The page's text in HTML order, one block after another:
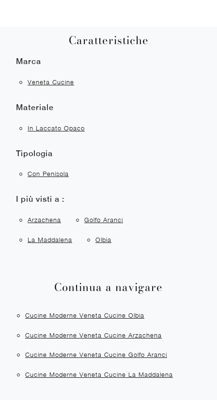
Caratteristiche
Marca
Veneta Cucine
Materiale
In Laccato Opaco
Tipologia
Con Penisola
I più visti a :
Arzachena Golfo Aranci
La Maddalena Olbia
Continua a navigare
Cucine Moderne Veneta Cucine Olbia
Cucine Moderne Veneta Cucine Arzachena
Cucine Moderne Veneta Cucine Golfo Aranci
Cucine Moderne Veneta Cucine La Maddalena